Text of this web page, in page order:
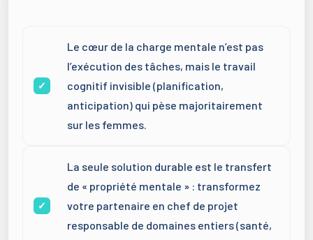
Le cœur de la charge mentale n’est pas
l’exécution des tâches, mais le travail
cognitif invisible (planification,
anticipation) qui pèse majoritairement
sur les femmes.
La seule solution durable est le transfert
de « propriété mentale » : transformez
votre partenaire en chef de projet
responsable de domaines entiers (santé,